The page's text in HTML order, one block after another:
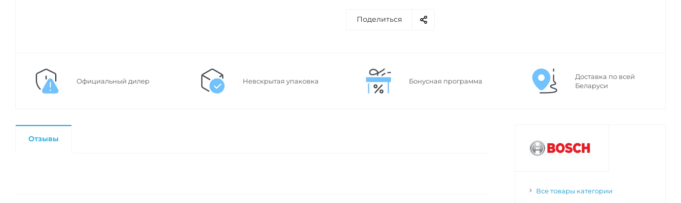
Поделиться
Официальный дилер Невскрытая упаковка Бонусная программа
Доставка по всей
Беларуси
Отзывы
Все товары категории